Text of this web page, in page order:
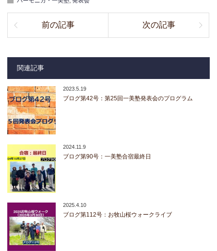
前の記事 次の記事
関連記事
2023.5.19
ブログ第42号：第25回一美塾発表会のプログラム
2024.11.9
ブログ第90号：一美塾合宿最終日
2025.4.10
ブログ第112号：お牧山桜ウォークライブ